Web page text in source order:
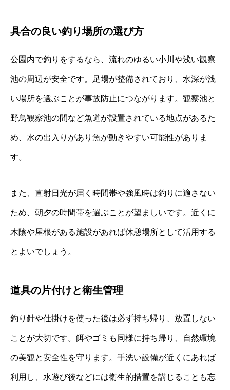
具合の良い釣り場所の選び方
公園内で釣りをするなら、流れのゆるい小川や浅い観察
池の周辺が安全です。足場が整備されており、水深が浅
い場所を選ぶことが事故防止につながります。観察池と
野鳥観察池の間など魚道が設置されている地点があるた
め、水の出入りがあり魚が動きやすい可能性がありま
す。
また、直射日光が届く時間帯や強風時は釣りに適さない
ため、朝夕の時間帯を選ぶことが望ましいです。近くに
木陰や屋根がある施設があれば休憩場所として活用する
とよいでしょう。
道具の片付けと衛生管理
釣り針や仕掛けを使った後は必ず持ち帰り、放置しない
ことが大切です。餌やゴミも同様に持ち帰り、自然環境
の美観と安全性を守ります。手洗い設備が近くにあれば
利用し、水遊び後などには衛生的措置を講じることも忘